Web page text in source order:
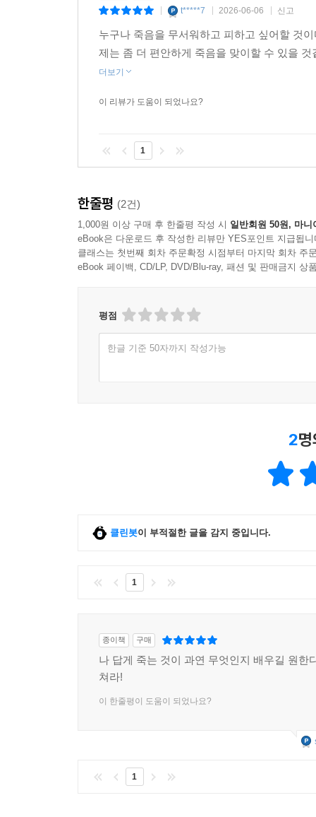
t*****7 2026-06-06 신고
누구나 죽음을 무서워하고 피하고 싶어할 것
제는 좀 더 편안하게 죽음을 맞이할 수 있을
더보기
이 리뷰가 도움이 되었나요?
1
한줄평 (2건)
1,000원 이상 구매 후 한줄평 작성 시 일반회원 50원, 마니
eBook은 다운로드 후 작성한 리뷰만 YES포인트 지급됩니
클래스는 첫번째 회차 주문확정 시점부터 마지막 회차 주
eBook 페이백, CD/LP, DVD/Blu-ray, 패션 및 판매금지 상
평점
한글 기준 50자까지 작성가능
2
클린봇이 부적절한 글을 감지 중입니다.
1
종이책 구매
나 답게 죽는 것이 과연 무엇인지 배우길 원한
쳐라!
이 한줄평이 도움이 되었나요?
1